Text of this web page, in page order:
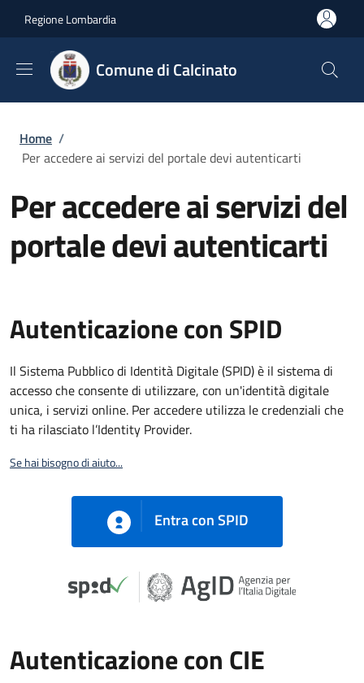
Regione Lombardia
Comune di Calcinato
Briciole di pane
Home /
Per accedere ai servizi del portale devi autenticarti
Per accedere ai servizi del
portale devi autenticarti
Autenticazione con SPID
Il Sistema Pubblico di Identità Digitale (SPID) è il sistema di
accesso che consente di utilizzare, con un'identità digitale
unica, i servizi online. Per accedere utilizza le credenziali che
ti ha rilasciato l’Identity Provider.
Se hai bisogno di aiuto...
Entra con SPID
Autenticazione con CIE